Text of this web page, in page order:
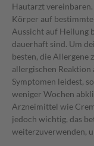
Hautarzt
Körper auf bestimmte
Aussicht auf Heilung
dauerhaft sind. Um
besten, die Allergene
allergischen Reaktion
Symptomen leidest,
weniger Wochen
Arzneimittel wie
jedoch wichtig, das
weiterzuverwenden,